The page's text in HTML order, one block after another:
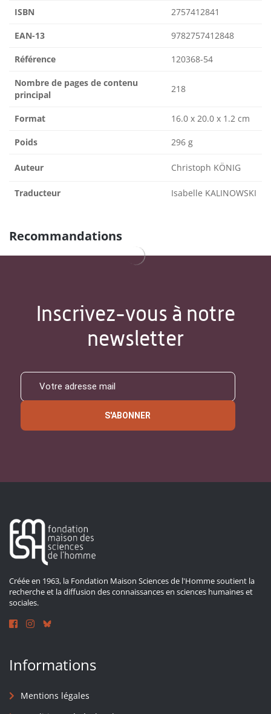
ISBN 2757412841
EAN-13 9782757412848
Référence 120368-54
Nombre de pages de contenu
principal
218
Format 16.0 x 20.0 x 1.2 cm
Poids 296 g
Auteur Christoph KÖNIG
Traducteur Isabelle KALINOWSKI
Recommandations
Inscrivez-vous à notre
newsletter
S'ABONNER
Créée en 1963, la Fondation Maison Sciences de l'Homme soutient la
recherche et la diffusion des connaissances en sciences humaines et
sociales.
Informations
Mentions légales